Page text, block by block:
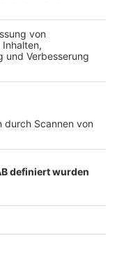
Impressum